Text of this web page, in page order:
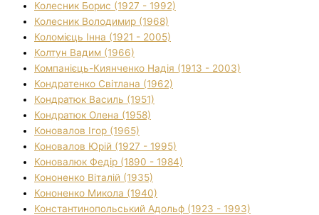
Колесник Борис (1927 - 1992)
Колесник Володимир (1968)
Коломієць Інна (1921 - 2005)
Колтун Вадим (1966)
Компанієць-Киянченко Надія (1913 - 2003)
Кондратенко Світлана (1962)
Кондратюк Василь (1951)
Кондратюк Олена (1958)
Коновалов Ігор (1965)
Коновалов Юрій (1927 - 1995)
Коновалюк Федір (1890 - 1984)
Кононенко Віталій (1935)
Кононенко Микола (1940)
Константинопольський Адольф (1923 - 1993)